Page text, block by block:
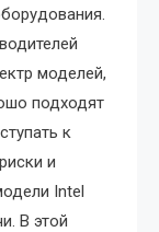
моделей,
подходят
к
и
Intel
В этой